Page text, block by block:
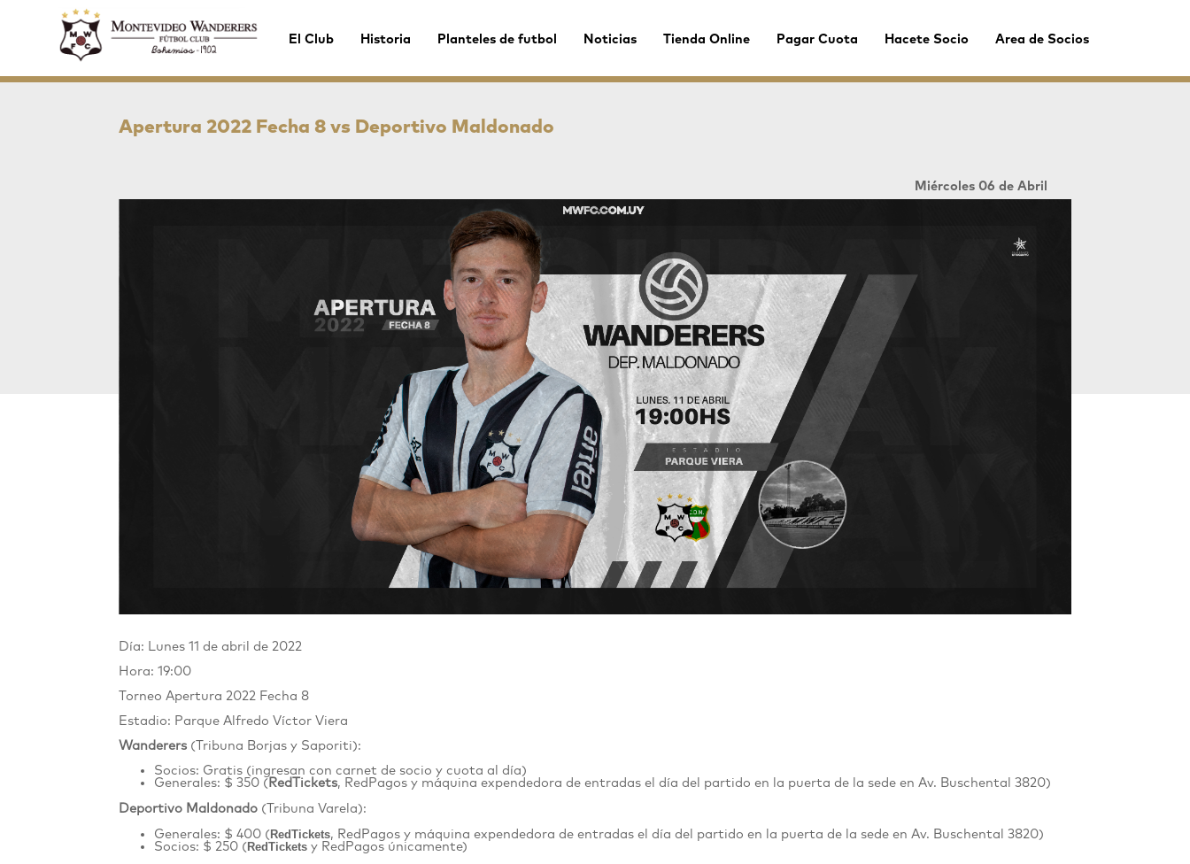
El Club Historia Planteles de futbol Noticias Tienda Online Pagar Cuota Hacete Socio Area de Socios
Apertura 2022 Fecha 8 vs Deportivo Maldonado
Miércoles 06 de Abril
Día: Lunes 11 de abril de 2022
Hora: 19:00
Torneo Apertura 2022 Fecha 8
Estadio: Parque Alfredo Víctor Viera
Wanderers (Tribuna Borjas y Saporiti):
Socios: Gratis (ingresan con carnet de socio y cuota al día)
Generales: $ 350 ( RedTickets, RedPagos y máquina expendedora de entradas el día del partido en la puerta de la sede enAv. Buschental 3820)
Deportivo Maldonado (Tribuna Varela):
Generales: $ 400 (RedTickets, RedPagos y máquina expendedora de entradas el día del partido en la puerta de la sede en Av. Buschental 3820)
Socios: $ 250 (RedTickets y RedPagos únicamente)